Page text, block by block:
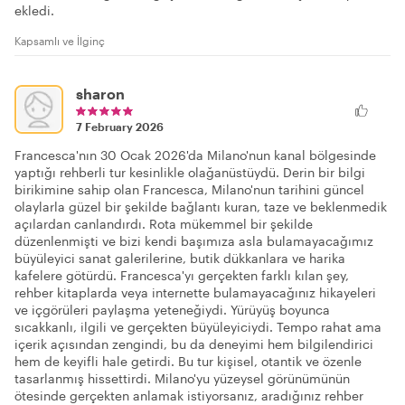
ekledi.
Kapsamlı ve İlginç
sharon
7 February 2026
Francesca'nın 30 Ocak 2026'da Milano'nun kanal bölgesinde
yaptığı rehberli tur kesinlikle olağanüstüydü. Derin bir bilgi
birikimine sahip olan Francesca, Milano'nun tarihini güncel
olaylarla güzel bir şekilde bağlantı kuran, taze ve beklenmedik
açılardan canlandırdı. Rota mükemmel bir şekilde
düzenlenmişti ve bizi kendi başımıza asla bulamayacağımız
büyüleyici sanat galerilerine, butik dükkanlara ve harika
kafelere götürdü. Francesca'yı gerçekten farklı kılan şey,
rehber kitaplarda veya internette bulamayacağınız hikayeleri
ve içgörüleri paylaşma yeteneğiydi. Yürüyüş boyunca
sıcakkanlı, ilgili ve gerçekten büyüleyiciydi. Tempo rahat ama
içerik açısından zengindi, bu da deneyimi hem bilgilendirici
hem de keyifli hale getirdi. Bu tur kişisel, otantik ve özenle
tasarlanmış hissettirdi. Milano'yu yüzeysel görünümünün
ötesinde gerçekten anlamak istiyorsanız, aradığınız rehber